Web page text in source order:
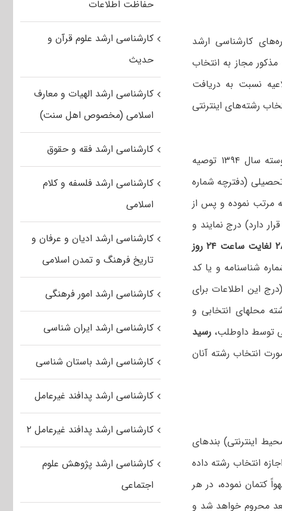
کارشناسی ارشد
مذکور مجاز به انتخاب
نسبت به دریافت
تکمیل فرم انتخاب رشته‌های اینترنتی
به داوطلبان مجاز به انتخاب رشته‌های تحصیلی آزمون کارشناسی ارشد ناپیوسته سال ۱۳۹۴ توصیه
(دفترچه شماره
مرتب نموده و پس از
آن در فرم پیش‌نویس (نمونه‌ای که به همین منظور در دفترچه راهنمای شماره ۲ قرار دارد) درج نمایند و
از روز دوشنبه ۲۸/۰۲/۹۴ لغایت ساعت ۲۴ روز
شناسنامه و یا کد
این اطلاعات برای
محلهای انتخابی و
توسط داوطلب،رسید
انتخاب رشته آنان
اینترنتی) بندهای
انتخاب رشته داده
کتمان‌ نموده‌، در هر
محروم‌ خواهد شد و
حفاظت اطلاعات
کارشناسی ارشد علوم قرآن و
حدیث
کارشناسی ارشد الهیات و معارف
اسلامی (مخصوص اهل سنت)
کارشناسی ارشد فقه و حقوق
کارشناسی ارشد فلسفه و کلام
اسلامی
کارشناسی ارشد ادیان و عرفان و
تاریخ فرهنگ و تمدن اسلامی
کارشناسی ارشد امور فرهنگی
کارشناسی ارشد ایران شناسی
کارشناسی ارشد باستان شناسی
کارشناسی ارشد پدافند غیرعامل
کارشناسی ارشد پدافند غیرعامل ۲
کارشناسی ارشد پژوهش علوم
اجتماعی